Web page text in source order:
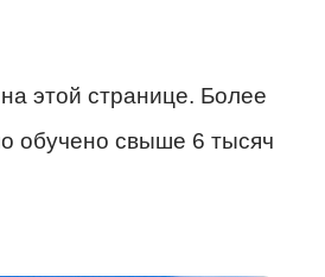
этой странице. Более
обучено свыше 6 тысяч